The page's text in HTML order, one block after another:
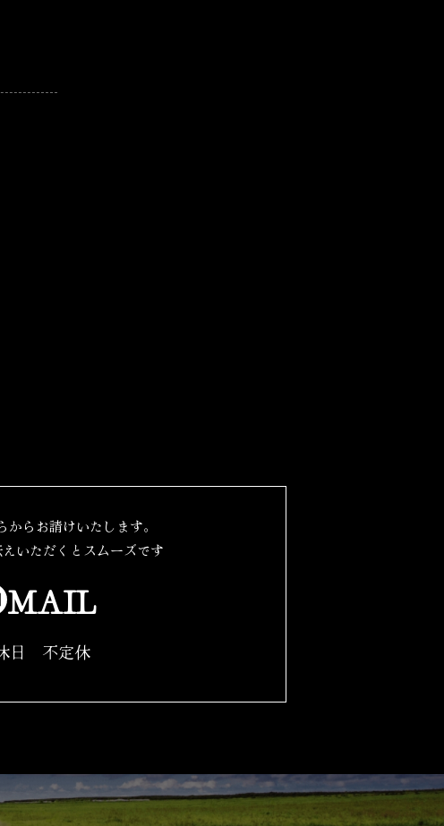
らお請けいたします。
いただくとスムーズです
MAIL
日 不定休